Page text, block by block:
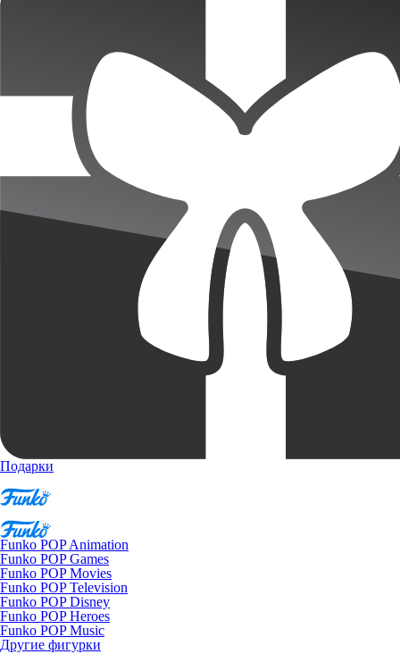
Подарки
Funko POP Animation
Funko POP Games
Funko POP Movies
Funko POP Television
Funko POP Disney
Funko POP Heroes
Funko POP Music
Другие фигурки